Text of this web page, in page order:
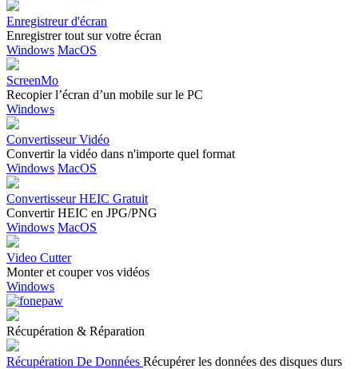
Enregistreur d'écran
Enregistrer tout sur votre écran
Windows MacOS
ScreenMo
Recopier l’écran d’un mobile sur le PC
Windows
Convertisseur Vidéo
Convertir la vidéo dans n'importe quel format
Windows MacOS
Convertisseur HEIC Gratuit
Convertir HEIC en JPG/PNG
Windows MacOS
Video Cutter
Monter et couper vos vidéos
Windows
Récupération & Réparation
Récupération De Données Récupérer les données des disques durs